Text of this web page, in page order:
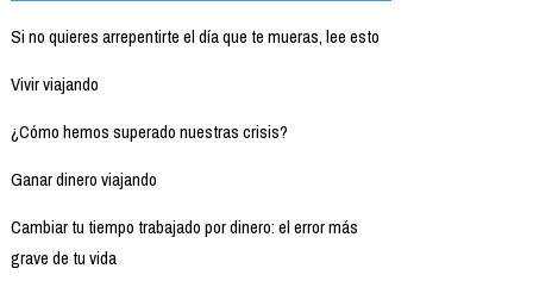
Si no quieres arrepentirte el día que te mueras, lee esto
Vivir viajando
¿Cómo hemos superado nuestras crisis?
Ganar dinero viajando
Cambiar tu tiempo trabajado por dinero: el error más
grave de tu vida